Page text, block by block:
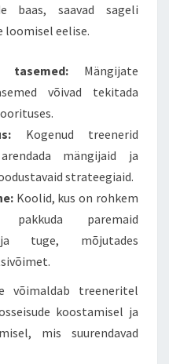
baas, saavad sageli
loomisel eelise.
tasemed: Mängijate
võivad tekitada
Kogenud treenerid
mängijaid ja
strateegiaid.
Koolid, kus on rohkem
pakkuda paremaid
ja tuge, mõjutades
võimaldab treeneritel
koostamisel ja
mis suurendavad